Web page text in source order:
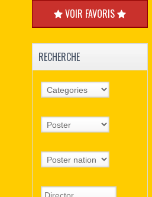
VOIR FAVORIS
RECHERCHE